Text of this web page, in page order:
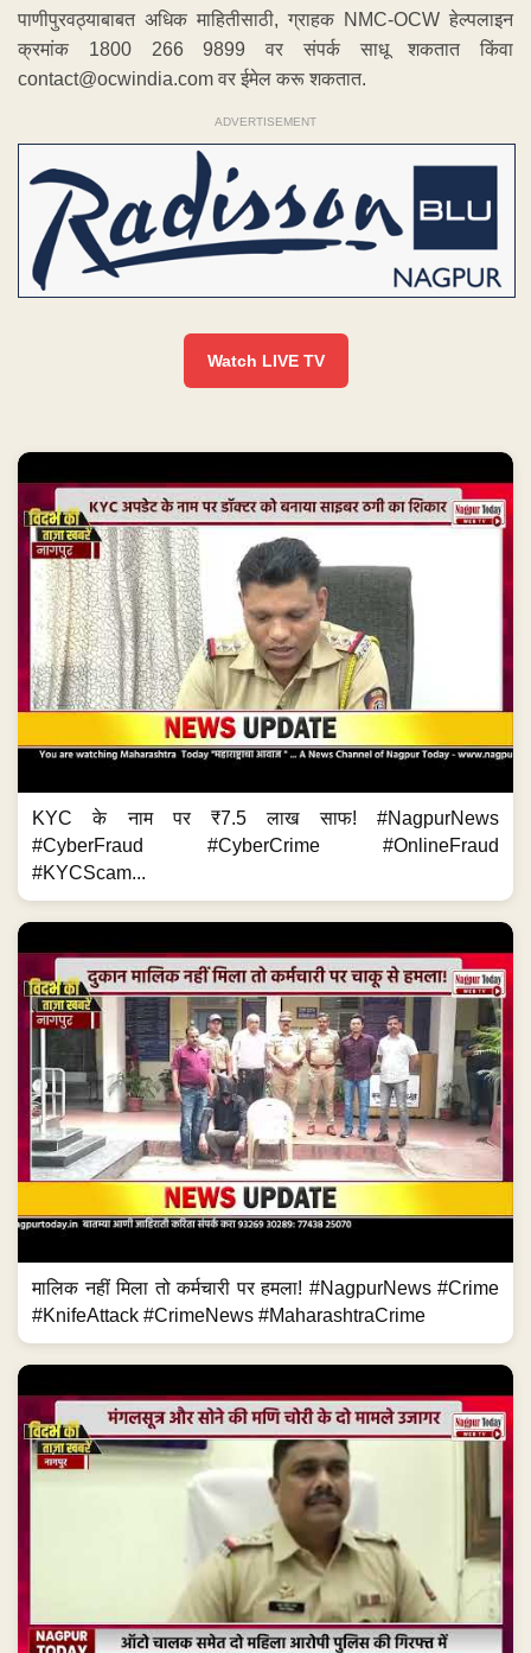
पाणीपुरवठ्याबाबत अधिक माहितीसाठी, ग्राहक NMC-OCW हेल्पलाइन
क्रमांक 1800 266 9899 वर संपर्क साधू शकतात किंवा
contact@ocwindia.com वर ईमेल करू शकतात.
ADVERTISEMENT
Watch LIVE TV
KYC के नाम पर ₹7.5 लाख साफ! #NagpurNews
#CyberFraud #CyberCrime #OnlineFraud
#KYCScam...
मालिक नहीं मिला तो कर्मचारी पर हमला! #NagpurNews #Crime
#KnifeAttack #CrimeNews #MaharashtraCrime